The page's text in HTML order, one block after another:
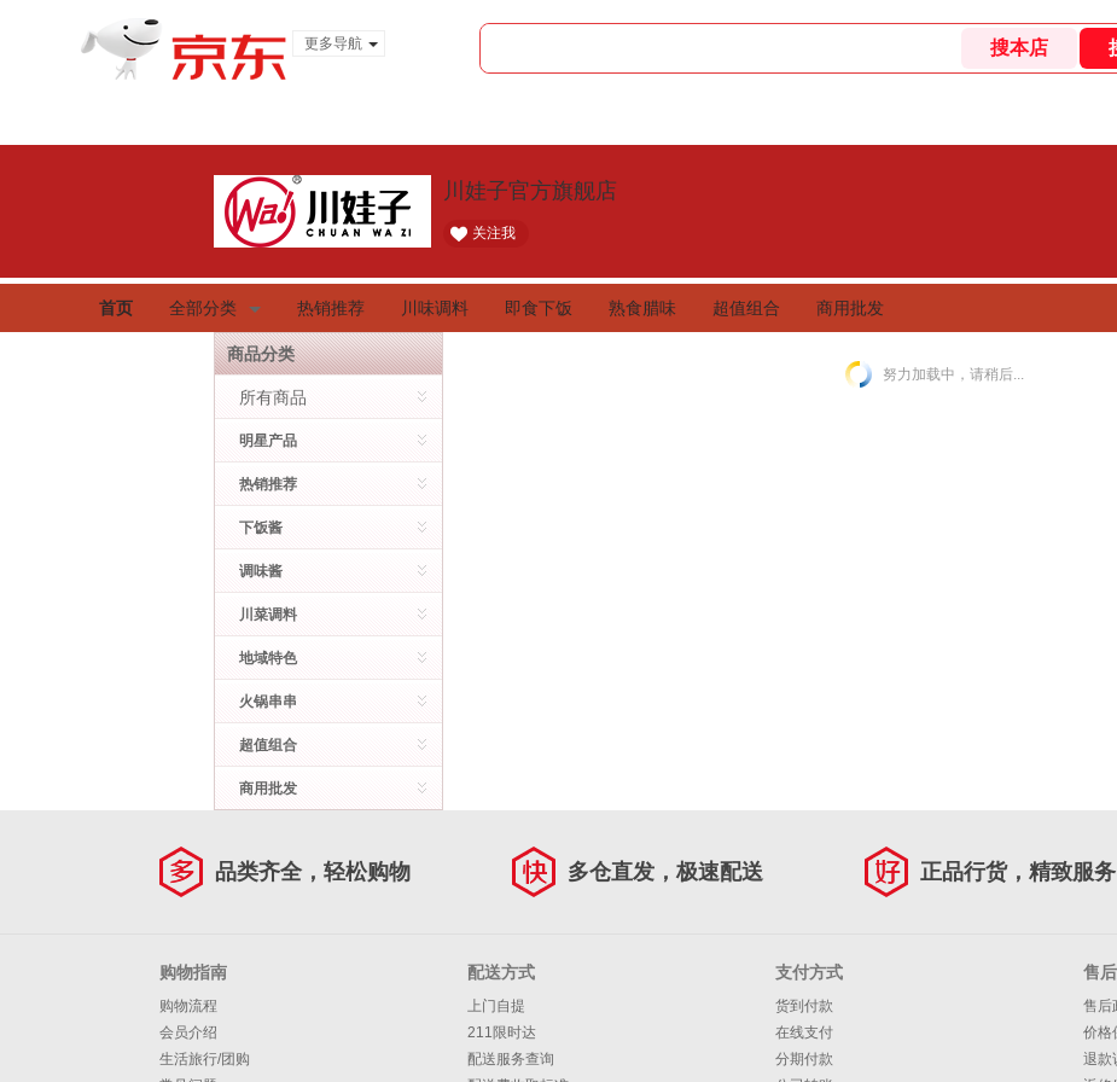
更多导航
川娃子官方旗舰店
关注我
首页 全部分类 热销推荐 川味调料 即食下饭 熟食腊味 超值组合 商用批发
商品分类
所有商品
明星产品
热销推荐
下饭酱
调味酱
川菜调料
地域特色
火锅串串
超值组合
商用批发
努力加载中，请稍后...
品类齐全，轻松购物 多仓直发，极速配送 正品行货，精致服务
购物指南
购物流程
会员介绍
生活旅行/团购
配送方式
上门自提
211限时达
配送服务查询
支付方式
货到付款
在线支付
分期付款
售
售后
价格
退款